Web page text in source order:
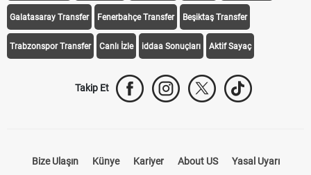
Galatasaray Transfer Fenerbahçe Transfer Beşiktaş Transfer
Trabzonspor Transfer Canlı İzle iddaa Sonuçları Aktif Sayaç
Takip Et
Bize Ulaşın Künye Kariyer About US Yasal Uyarı